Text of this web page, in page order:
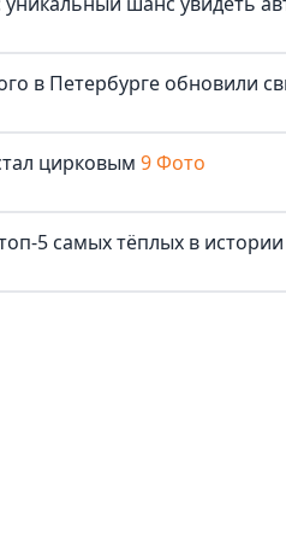
в Петербурге обновили
цирковым 9 Фото
5 самых тёплых в истории